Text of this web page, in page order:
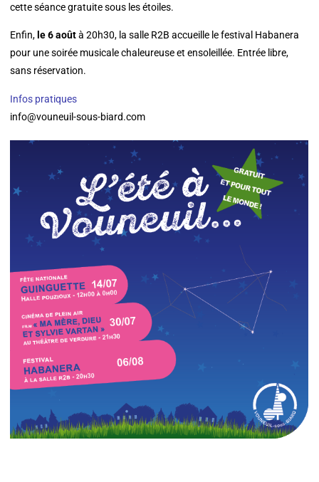
cette séance gratuite sous les étoiles.
Enfin, le 6 aoûtà 20h30, la salle R2B accueille le festival Habanera
pour une soirée musicale chaleureuse et ensoleillée. Entrée libre,
sans réservation.
Infos pratiques
info@vouneuil-sous-biard.com